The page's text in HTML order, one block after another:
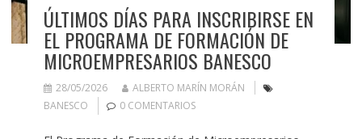
ÚLTIMOS DÍAS PARA INSCRIBIRSE EN
EL PROGRAMA DE FORMACIÓN DE
MICROEMPRESARIOS BANESCO
28/05/2026
ALBERTO MARÍN MORÁN
BANESCO
0 COMENTARIOS